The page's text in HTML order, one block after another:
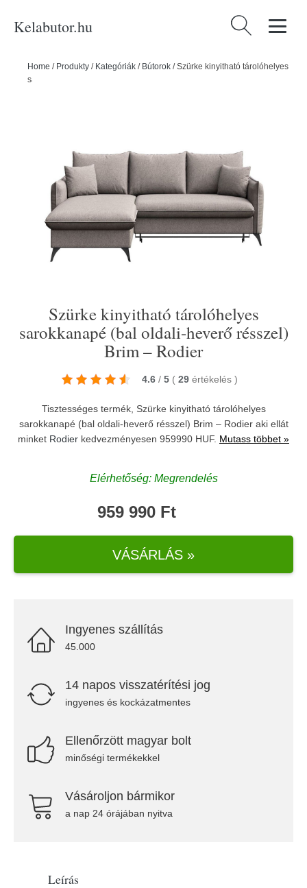
Kelabutor.hu Keresés:
Home / Produkty / Kategóriák / Bútorok /Szürke kinyitható tárolóhelyes
sarokkanapé (bal oldali-heverő résszel) Brim – Rodier
Szürke kinyitható tárolóhelyes
sarokkanapé (bal oldali-heverő résszel)
Brim – Rodier
4.6 / 5 ( 29 értékelés )
Tisztességes termék, Szürke kinyitható tárolóhelyes
sarokkanapé (bal oldali-heverő résszel) Brim – Rodier aki ellát
minket Rodier kedvezményesen 959990 HUF. Mutass többet »
Elérhetőség: Megrendelés
959 990 Ft
VÁSÁRLÁS »
Ingyenes szállítás
45.000
14 napos visszatérítési jog
ingyenes és kockázatmentes
Ellenőrzött magyar bolt
minőségi termékekkel
Vásároljon bármikor
a nap 24 órájában nyitva
Leírás